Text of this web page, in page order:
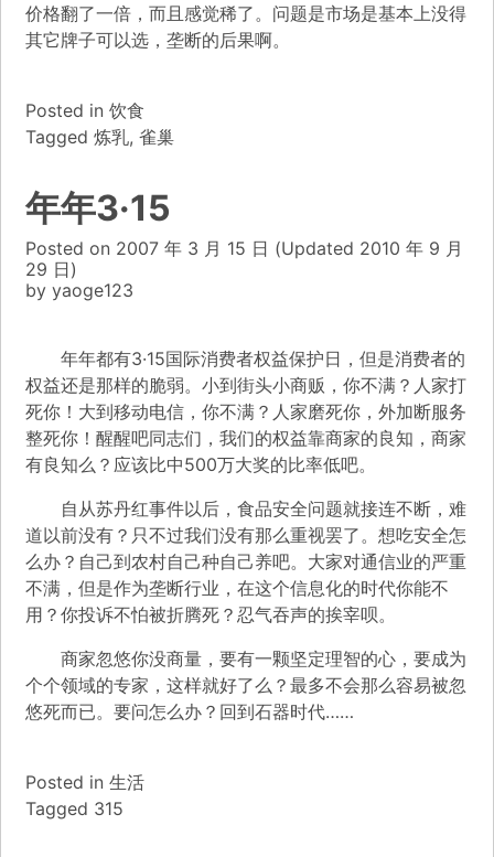
价格翻了一倍，而且感觉稀了。问题是市场是基本上没得
其它牌子可以选，垄断的后果啊。
Posted in 饮食
Tagged 炼乳, 雀巢
年年3·15
Posted on 2007 年 3 月 15 日 (Updated 2010 年 9 月
29 日)
by yaoge123
年年都有3·15国际消费者权益保护日，但是消费者的
权益还是那样的脆弱。小到街头小商贩，你不满？人家打
死你！大到移动电信，你不满？人家磨死你，外加断服务
整死你！醒醒吧同志们，我们的权益靠商家的良知，商家
有良知么？应该比中500万大奖的比率低吧。
自从苏丹红事件以后，食品安全问题就接连不断，难
道以前没有？只不过我们没有那么重视罢了。想吃安全怎
么办？自己到农村自己种自己养吧。大家对通信业的严重
不满，但是作为垄断行业，在这个信息化的时代你能不
用？你投诉不怕被折腾死？忍气吞声的挨宰呗。
商家忽悠你没商量，要有一颗坚定理智的心，要成为
个个领域的专家，这样就好了么？最多不会那么容易被忽
悠死而已。要问怎么办？回到石器时代……
Posted in 生活
Tagged 315